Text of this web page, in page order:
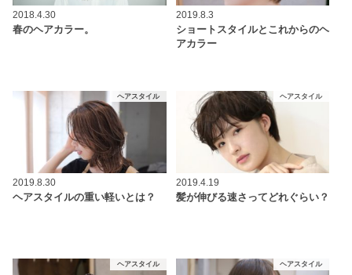
2018.4.30
春のヘアカラー。
2019.8.3
ショートスタイルとこれからのヘ
アカラー
ヘアスタイル
2019.8.30
ヘアスタイルの重い軽いとは？
ヘアスタイル
2019.4.19
髪が伸びる速さってどれぐらい？
ヘアスタイル ヘアスタイル